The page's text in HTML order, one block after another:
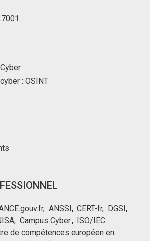
: OSINT
,ANSSI,CERT-fr, DGSI,
,Campus Cyber,,
ISO/IEC
de compétences européen en